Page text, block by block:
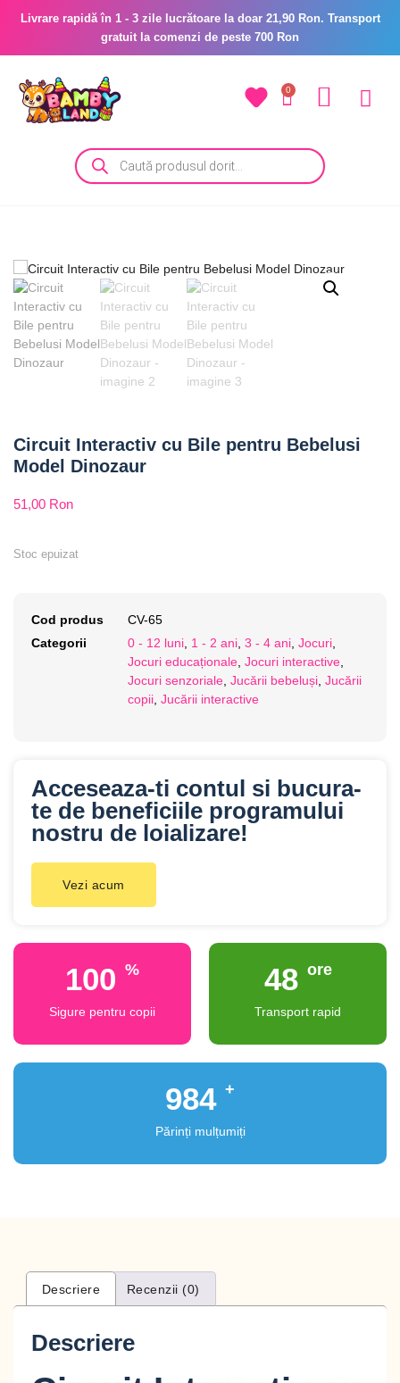
Livrare rapidă în 1 - 3 zile lucrătoare la doar 21,90 Ron. Transport
gratuit la comenzi de peste 700 Ron
0
Circuit Interactiv cu Bile pentru Bebelusi
Model Dinozaur
51,00 Ron
Stoc epuizat
Cod produs
CV-65
Categorii
0 - 12 luni 1 - 2 ani 3 - 4 ani Jocuri
Jocuri educaționale Jocuri interactive
Jocuri senzoriale Jucării bebeluși Jucării
copii Jucării interactive
Acceseaza-ti contul si bucura-
te de beneficiile programului
nostru de loializare!
Vezi acum
100 %
Sigure pentru copii
48 ore
Transport rapid
1,000
Părinți mulțumiți
Descriere Recenzii (0)
Descriere